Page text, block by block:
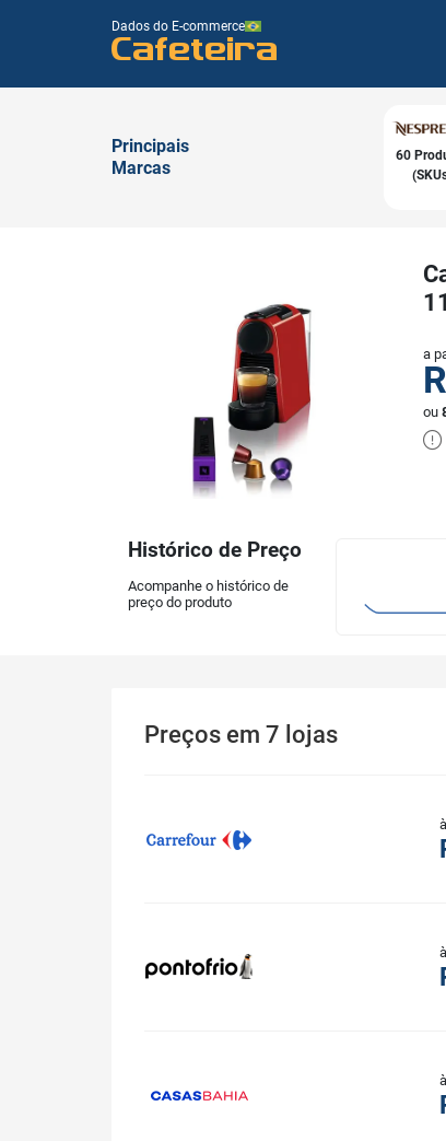
Dados do E-commerce
Cafeteira
Principais
Marcas
60
a
ou
Histórico de Preço
Acompanhe o histórico de
preço do produto
Preços em 7 lojas